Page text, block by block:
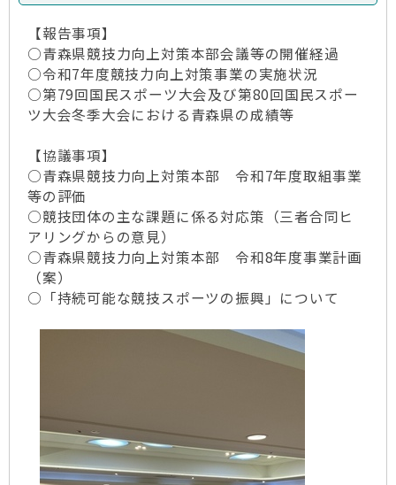
【報告事項】
○青森県競技力向上対策本部会議等の開催経過
○令和7年度競技力向上対策事業の実施状況
○第79回国民スポーツ大会及び第80回国民スポー
ツ大会冬季大会における青森県の成績等
【協議事項】
○青森県競技力向上対策本部 令和7年度取組事業
等の評価
○競技団体の主な課題に係る対応策（三者合同ヒ
アリングからの意見）
○青森県競技力向上対策本部 令和8年度事業計画
（案）
○「持続可能な競技スポーツの振興」について